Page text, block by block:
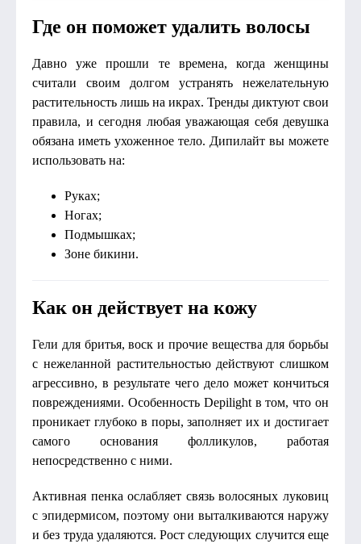
Где он поможет удалить волосы
Давно уже прошли те времена, когда женщины
считали своим долгом устранять нежелательную
растительность лишь на икрах. Тренды диктуют свои
правила, и сегодня любая уважающая себя девушка
обязана иметь ухоженное тело. Дипилайт вы можете
использовать на:
Руках;
Ногах;
Подмышках;
Зоне бикини.
Как он действует на кожу
Гели для бритья, воск и прочие вещества для борьбы
с нежеланной растительностью действуют слишком
агрессивно, в результате чего дело может кончиться
повреждениями. Особенность Depilight в том, что он
проникает глубоко в поры, заполняет их и достигает
самого основания фолликулов, работая
непосредственно с ними.
Активная пенка ослабляет связь волосяных луковиц
с эпидермисом, поэтому они выталкиваются наружу
и без труда удаляются. Рост следующих случится еще